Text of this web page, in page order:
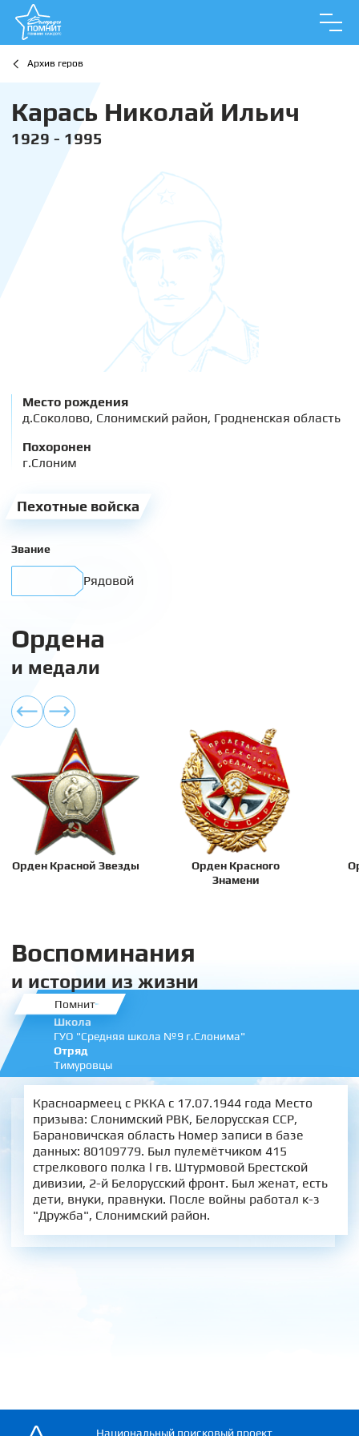
Архив геров
Карась Николай Ильич
1929 - 1995
Место рождения
д.Соколово, Слонимский район, Гродненская область
Похоронен
г.Слоним
Пехотные войска
Звание
Рядовой
Ордена
и медали
Орден Красной Звезды
Орден Красного
Знамени
Воспоминания
и истории из жизни
Помнит
Школа
ГУО "Средняя школа №9 г.Слонима"
Отряд
Тимуровцы
Красноармеец с РККА с 17.07.1944 года Место
призыва: Слонимский РВК, Белорусская ССР,
Барановичская область Номер записи в базе
данных: 80109779. Был пулемётчиком 415
стрелкового полка l гв. Штурмовой Брестской
дивизии, 2-й Белорусский фронт. Был женат, есть
дети, внуки, правнуки. После войны работал к-з
"Дружба", Слонимский район.
Национальный поисковый проект